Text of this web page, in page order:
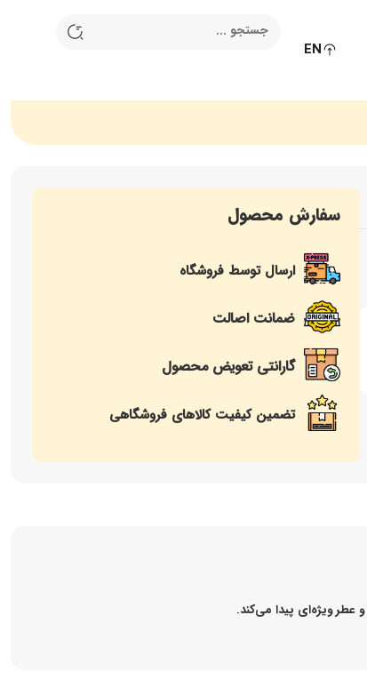
EN
سفارش محصول
ارسال توسط فروشگاه
ضمانت اصالت
گارانتی تعویض محصول
تضمین کیفیت کالاهای فروشگاهی
عطر ویژه‌ای پیدا می‌کند.